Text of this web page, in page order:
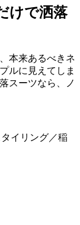
けで洒落
本来あるべきネ
ルに見えてしま
スーツなら、ノ
イリング／稲